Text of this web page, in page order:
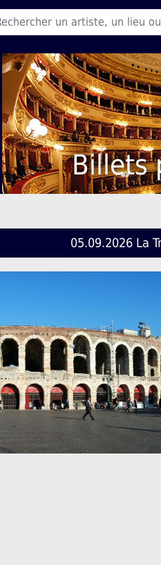
Billets
05.09.2026 La